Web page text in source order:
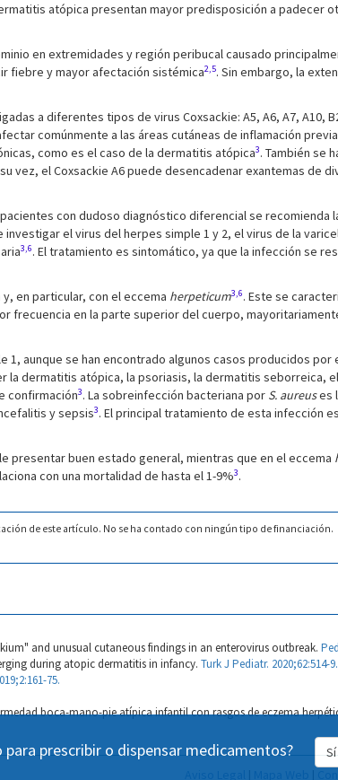
atópica presentan mayor predisposición a padecer
en extremidades y región peribucal causado
fiebre y mayor afectación sistémica2,5. Sin embargo, la
a diferentes tipos de virus Coxsackie: A5, A6, A7, A10,
comúnmente a las áreas cutáneas de inflamación
como es el caso de la dermatitis atópica3. También se
su vez, el Coxsackie A6 puede desencadenar exantemas de
pacientes con dudoso diagnóstico diferencial se recomienda
el virus del herpes simple 1 y 2, el virus de la
3,6. El tratamiento es sintomático, ya que la infección se
en particular, con el eccema herpeticum3,6. Este se
frecuencia en la parte superior del cuerpo,
aunque se han encontrado algunos casos producidos por
dermatitis atópica, la psoriasis, la dermatitis seborreica,
confirmación3. La sobreinfección bacteriana por S. aureuses
y sepsis3. El principal tratamiento de esta infección
presentar buen estado general, mientras que en el eccema
con una mortalidad de hasta el 1-9%3.
de este artículo. No se ha contado con ningún tipo de financiación.
and unusual cutaneous findings in an enterovirus outbreak.
during atopic dermatitis in infancy. Turk J Pediatr. 2020;62:514-9.
75.
boca-mano-pie atípica infantil con rasgos de eczema
prescribir o dispensar medicamentos? Sí